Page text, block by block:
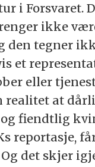
i Forsvaret.
ikke
den tegner
et
eller
realitet at
fiendtlig
reportasje,
det skjer